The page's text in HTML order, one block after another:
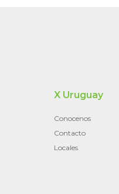
X Uruguay
Conocenos
Contacto
Locales